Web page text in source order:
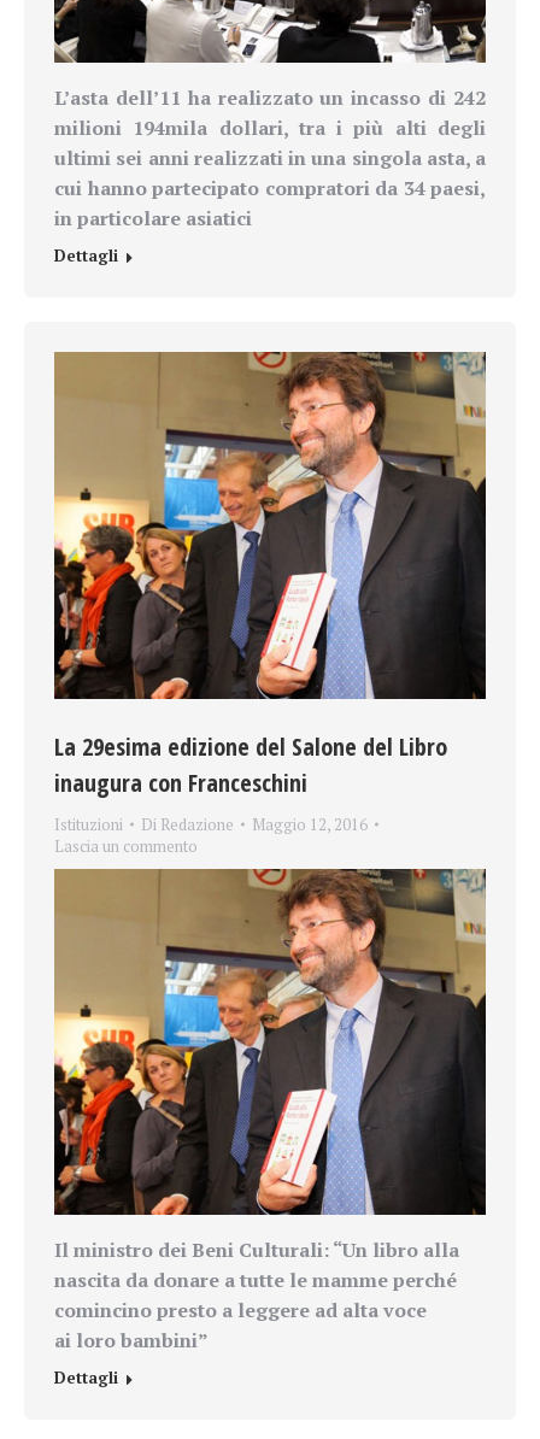
L’asta dell’11 ha realizzato un incasso di 242
milioni 194mila dollari, tra i più alti degli
ultimi sei anni realizzati in una singola asta, a
cui hanno partecipato compratori da 34 paesi,
in particolare asiatici
Dettagli
La 29esima edizione del Salone del Libro
inaugura con Franceschini
Istituzioni Di Redazione
Maggio 12, 2016
Lascia un commento
Il ministro dei Beni Culturali: “Un libro alla
nascita da donare a tutte le mamme perché
comincino presto a leggere ad alta voce
ai loro bambini”
Dettagli